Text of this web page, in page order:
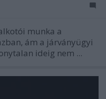
munka a
ám a járványügyi
ideig nem ...